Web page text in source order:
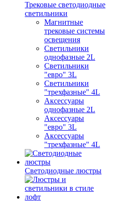
Трековые светодиодные
светильники
Магнитные
трековые системы
освещения
Светильники
однофазные 2L
Светильники
"евро" 3L
Светильники
"трехфазные" 4L
Аксессуары
однофазные 2L
Аксессуары
"евро" 3L
Аксессуары
"трехфазные" 4L
Светодиодные люстры